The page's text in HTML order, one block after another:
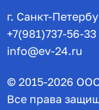
г. Санкт-
+7(981)737-56-33
info@ev-24.ru
© 2015-2026
Все права